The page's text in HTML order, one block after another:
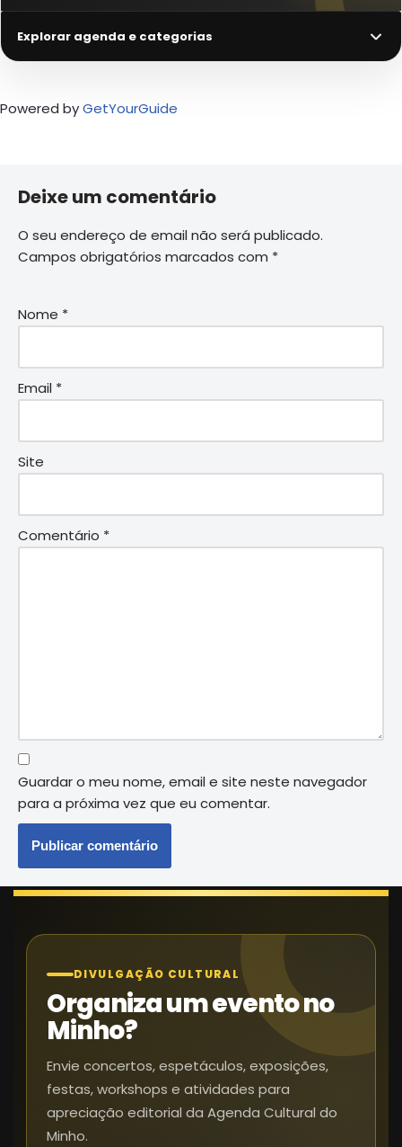
Explorar agenda e categorias
Powered byGetYourGuide
Deixe um comentário
O seu endereço de email não será publicado.
Campos obrigatórios marcados com *
Nome *
Email *
Site
Comentário *
Guardar o meu nome, email e site neste navegador
para a próxima vez que eu comentar.
DIVULGAÇÃO CULTURAL
Organiza um evento no
Minho?
Envie concertos, espetáculos, exposições,
festas, workshops e atividades para
apreciação editorial da Agenda Cultural do
Minho.